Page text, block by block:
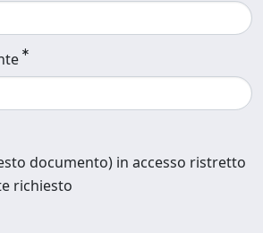
documento) in accesso ristretto
richiesto